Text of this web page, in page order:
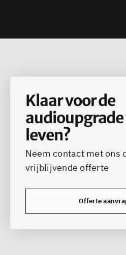
Klaar voor de
audioupgrade
leven?
Neem contact met ons
vrijblijvende offerte
Offerte